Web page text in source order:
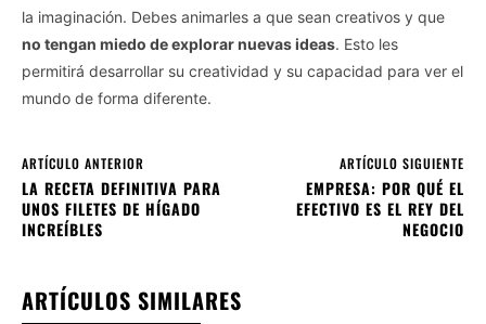
la imaginación. Debes animarles a que sean creativos y que
no tengan miedo de explorar nuevas ideas. Esto les
permitirá desarrollar su creatividad y su capacidad para ver el
mundo de forma diferente.
ARTÍCULO ANTERIOR
LA RECETA DEFINITIVA PARA
UNOS FILETES DE HÍGADO
INCREÍBLES
ARTÍCULO SIGUIENTE
EMPRESA: POR QUÉ EL
EFECTIVO ES EL REY DEL
NEGOCIO
ARTÍCULOS SIMILARES